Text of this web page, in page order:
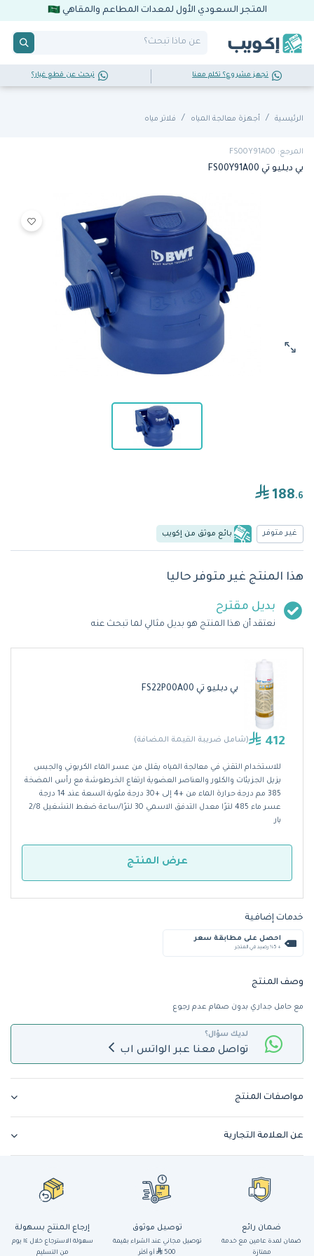
المتجر السعودي الأول لمعدات المطاعم والمقاهي
تجهز مشروع؟ تكلم معنا تبحث عن قطع غيار؟
الرئيسية أجهزة معالجة المياه فلاتر مياه
المرجع: FS00Y91A00
بي دبليو تي FS00Y91A00
188.6
غير متوفر بائع موثق من إكويب
هذا المنتج غير متوفر حاليا
بديل مقترح
نعتقد أن هذا المنتج هو بديل مثالي لما تبحث عنه
بي دبليو تي FS22P00A00
412 (شامل ضريبة القيمة المضافة)
للاستخدام التقني في معالجة المياه يقلل من عسر الماء الكربوني والجبس
يزيل الجزيئات والكلور والعناصر العضوية ارتفاع الخرطوشة مع رأس المضخة
385 مم درجة حرارة الماء من +4 إلى +30 درجة مئوية السعة عند 14 درجة
عسر ماء 485 لترًا معدل التدفق الاسمي 30 لترًا/ساعة ضغط التشغيل 2/8
بار
عرض المنتج
خدمات إضافية
احصل على مطابقة سعر
+ %5 رصيد في المتجر
وصف المنتج
مع حامل جداري بدون صمام عدم رجوع
لديك سؤال؟
تواصل معنا عبر الواتس اب
مواصفات المنتج
عن العلامة التجارية
ضمان رائع
ضمان لمدة عامين مع خدمة
ممتازة
توصيل موثوق
توصيل مجاني عند الشراء بقيمة
500
أو أكثر
إرجاع المنتج بسهولة
سهولة الاسترجاع خلال ١٤ يوم
من التسليم